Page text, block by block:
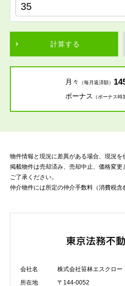
計算する
月々 （毎月返済額）
ボーナス
（ボーナス時
物件情報と現況に差異がある場合、現況を
掲載物件は売却済み、売却中止、価格変
ご了承ください。
仲介物件には所定の仲介手数料（消費税含
会社名
株式会社笹林エスクロー
所在地
〒144-0052